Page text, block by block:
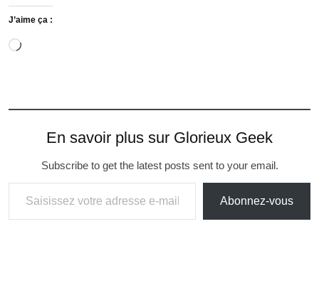
J’aime ça :
En savoir plus sur Glorieux Geek
Subscribe to get the latest posts sent to your email.
Abonnez-vous